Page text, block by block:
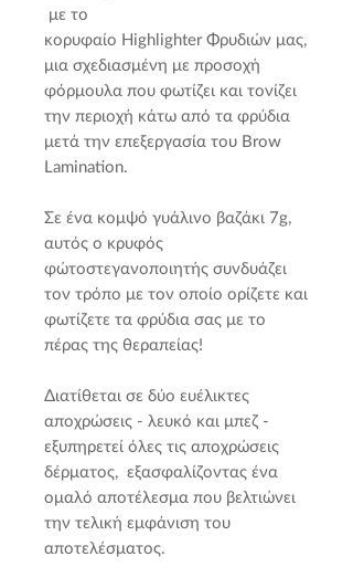
με το
κορυφαίο Highlighter Φρυδιών μας,
μια σχεδιασμένη με προσοχή
φόρμουλα που φωτίζει και τονίζει
την περιοχή κάτω από τα φρύδια
μετά την επεξεργασία του Brow
Lamination.
Σε ένα κομψό γυάλινο βαζάκι 7g,
αυτός ο κρυφός
φώτοστεγανοποιητής συνδυάζει
τον τρόπο με τον οποίο ορίζετε και
φωτίζετε τα φρύδια σας με το
πέρας της θεραπείας!
Διατίθεται σε δύο ευέλικτες
αποχρώσεις - λευκό και μπεζ -
εξυπηρετεί όλες τις αποχρώσεις
δέρματος, εξασφαλίζοντας ένα
ομαλό αποτέλεσμα που βελτιώνει
την τελική εμφάνιση του
αποτελέσματος.